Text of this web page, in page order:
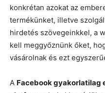
konkrétan azokat az
termékünket, illetve
hirdetés szövegeinkkel, a
kell meggyőznünk őket,
vásárolnak és ezt
A Facebook gyakorlatilag